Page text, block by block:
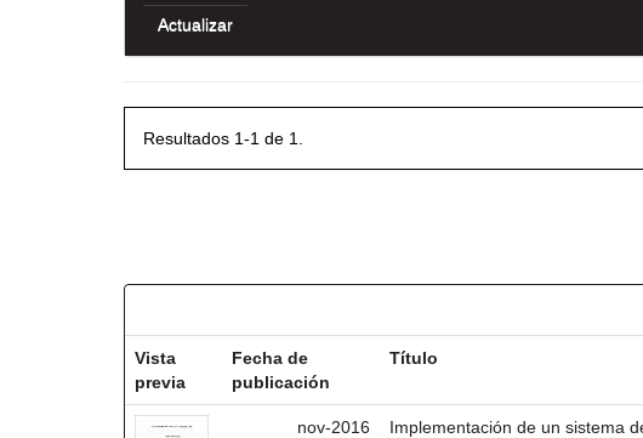
Resultados 1-1 de 1.
Vista
previa
Fecha de
publicación
Título
nov-2016
Implementación de un sistema